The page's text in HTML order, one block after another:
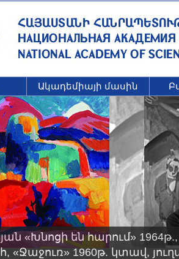
Ակադեմիայի մասին
«Խնոցի են հարում»
1960թ. կտավ,